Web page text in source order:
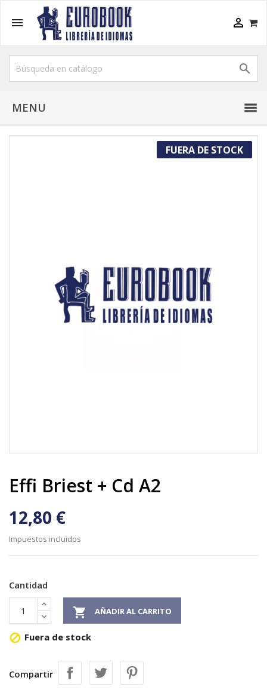
 

MENU
FUERA DE STOCK
Effi Briest + Cd A2
12,80 €
Impuestos incluidos
Cantidad
 AÑADIR AL CARRITO
 Fuera de stock
Compartir